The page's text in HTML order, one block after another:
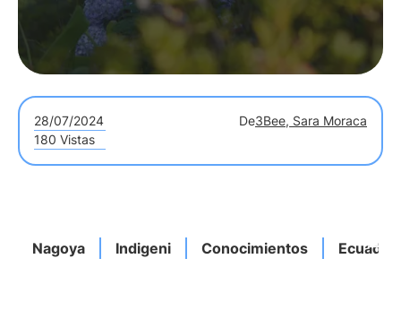
28/07/2024 De3Bee, Sara Moraca
180 Vistas
Nagoya Indigeni Conocimientos Ecuador